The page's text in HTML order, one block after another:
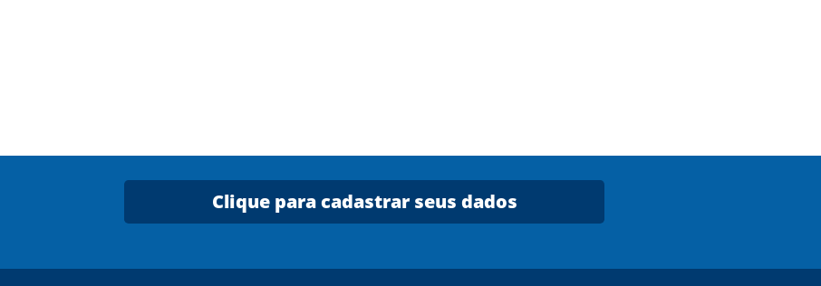
Clique para cadastrar seus dados